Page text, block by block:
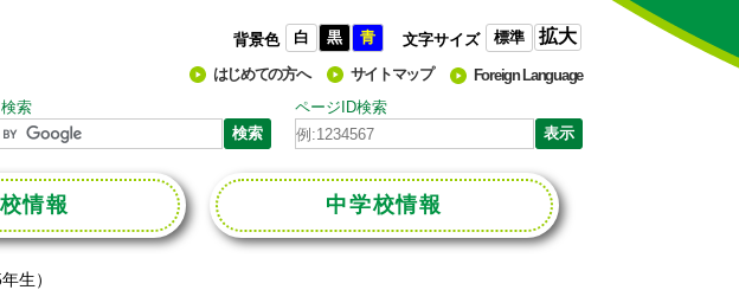
背景色 白 黒 青 文字サイズ 標準 拡大
はじめての方へ サイトマップ
Foreign Language
索
ページID検索
情報 中学校情報
生）